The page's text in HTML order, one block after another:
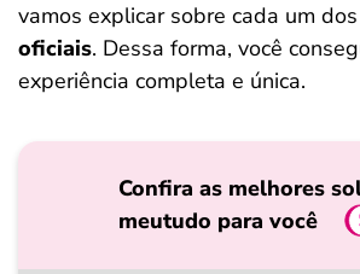
vamos explicar sobre cada um
oficiais. Dessa forma, você
experiência completa e única.
Confira as melhores
meutudo para você